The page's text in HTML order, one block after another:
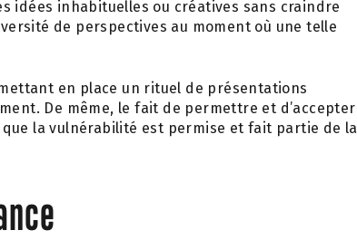
idées inhabituelles ou créatives sans craindre
de perspectives au moment où une telle
en place un rituel de présentations
De même, le fait de permettre et d’accepter
la vulnérabilité est permise et fait partie de la